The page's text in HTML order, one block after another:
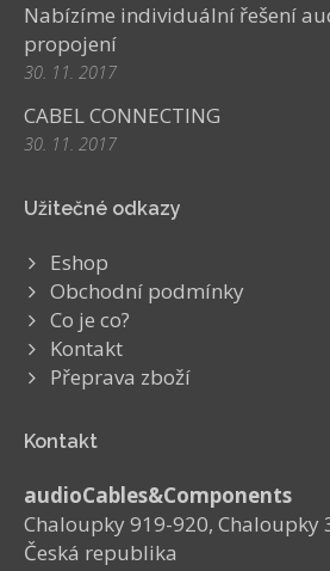
Nabízíme individuální řešení
propojení
30. 11. 2017
CABEL CONNECTING
30. 11. 2017
Užitečné odkazy
Eshop
Obchodní podmínky
Co je co?
Kontakt
Přeprava zboží
Kontakt
audioCables&Components
Chaloupky 919-920, Chaloupky
Česká republika